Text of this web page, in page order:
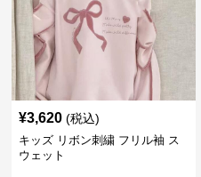
¥3,620 (税込)
キッズ リボン刺繍 フリル袖 ス
ウェット